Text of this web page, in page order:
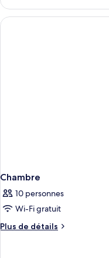
le
type
de
Chambre
10 personnes
Wi-Fi gratuit
Plus de détails
Plus